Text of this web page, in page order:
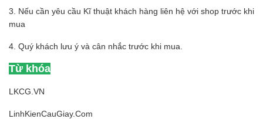
3. Nếu cần yêu cầu Kĩ thuật khách hàng liên hệ với shop trước khi
mua
4. Quý khách lưu ý và cân nhắc trước khi mua.
Từ khóa
LKCG.VN
LinhKienCauGiay.Com